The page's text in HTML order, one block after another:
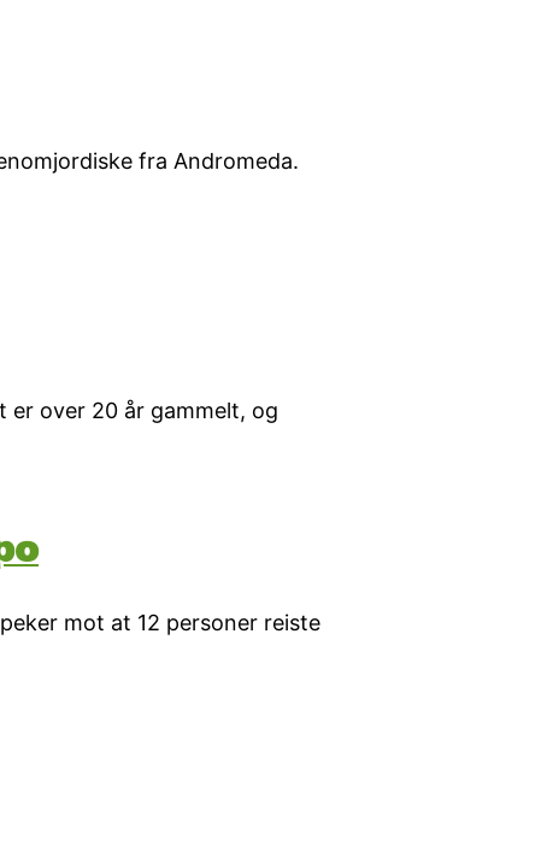
fra Andromeda.
er over 20 år gammelt, og
mot at 12 personer reiste